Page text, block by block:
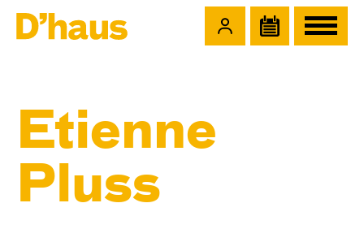
Etienne
Pluss